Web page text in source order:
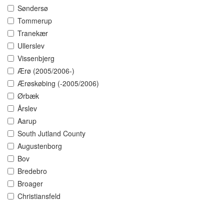
Søndersø
Tommerup
Tranekær
Ullerslev
Vissenbjerg
Ærø (2005/2006-)
Ærøskøbing (-2005/2006)
Ørbæk
Årslev
Aarup
South Jutland County
Augustenborg
Bov
Bredebro
Broager
Christiansfeld